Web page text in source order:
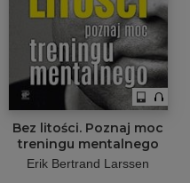
Bez litości. Poznaj moc
treningu mentalnego
Erik Bertrand Larssen